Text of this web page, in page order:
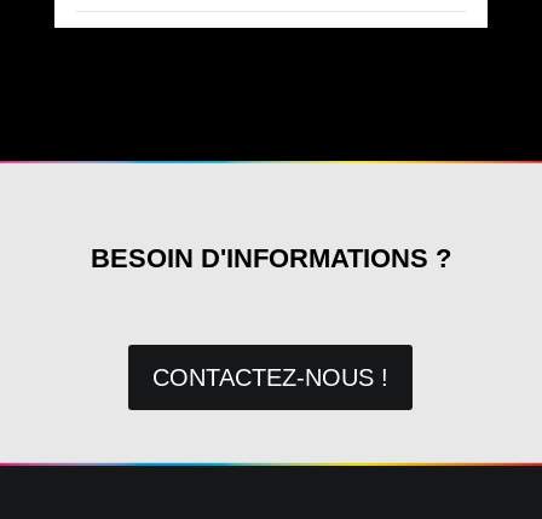
BESOIN D'INFORMATIONS ?
CONTACTEZ-NOUS !